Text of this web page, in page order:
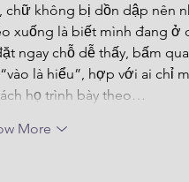
chữ không bị dồn dập nên
xuống là biết mình đang ở
ngay chỗ dễ thấy, bấm
là hiểu”, hợp với ai chỉ
họ trình bày theo…
More